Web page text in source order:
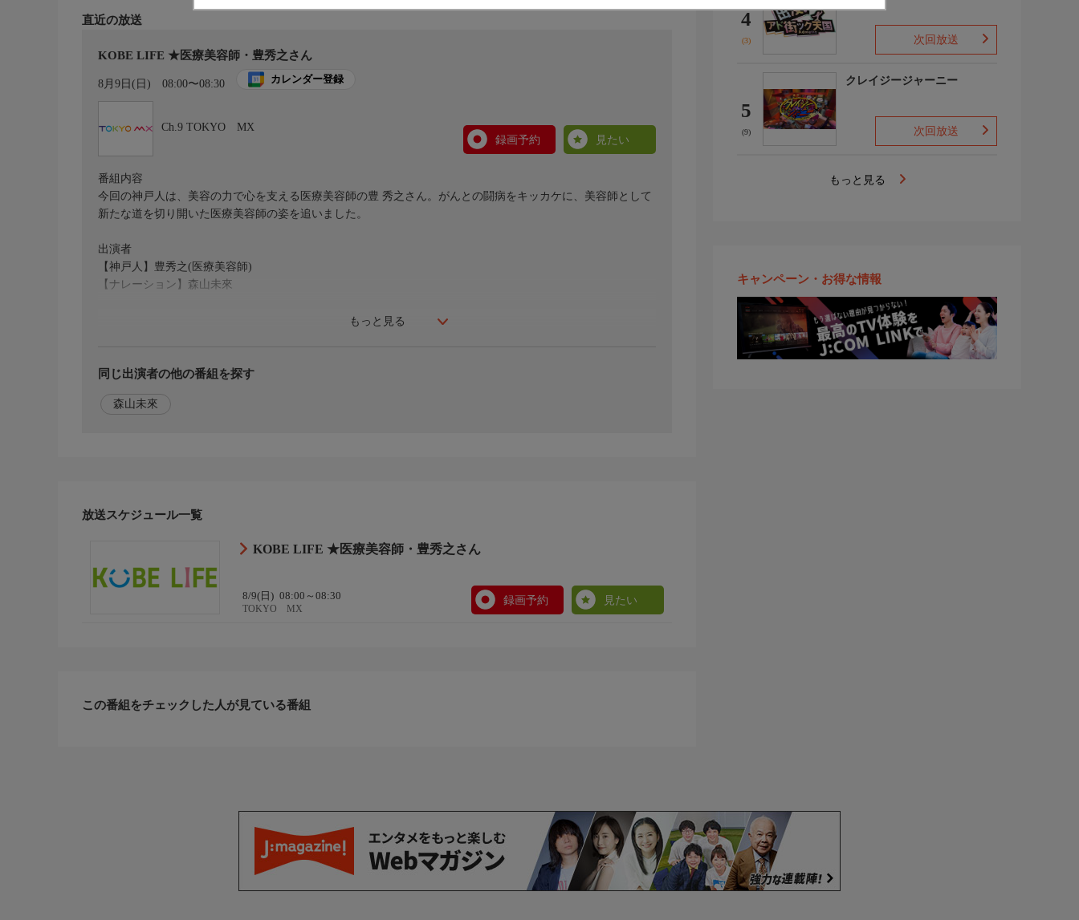
直近の放送
KOBE LIFE ★医療美容師・豊秀之さん
8月9日(日) 08:00〜08:30 カレンダー登録
Ch.9 TOKYO MX
録画予約
見たい
もっと見る
番組内容
今回の神戸人は、美容の力で心を支える医療美容師の豊 秀之さん。がんとの闘病をキッカケに、美容師として
新たな道を切り開いた医療美容師の姿を追いました。
出演者
【神戸人】豊秀之(医療美容師)
【ナレーション】森山未來
同じ出演者の他の番組を探す
森山未來
放送スケジュール一覧
KOBE LIFE ★医療美容師・豊秀之さん
8/9(日) 08:00～08:30
TOKYO MX
録画予約 見たい
この番組をチェックした人が見ている番組
4
(3) 次回放送
5
(9)
クレイジージャーニー
次回放送
もっと見る
キャンペーン・お得な情報